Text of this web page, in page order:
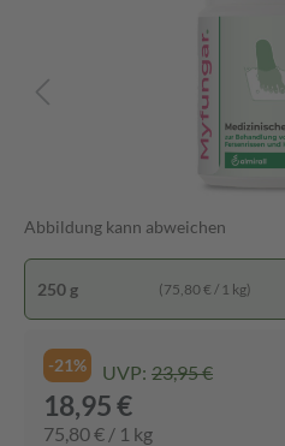
Abbildung kann abweichen
250 g (75,80 € / 1 kg)
-21% UVP: 23,95 €
18,95 €
75,80 € / 1 kg